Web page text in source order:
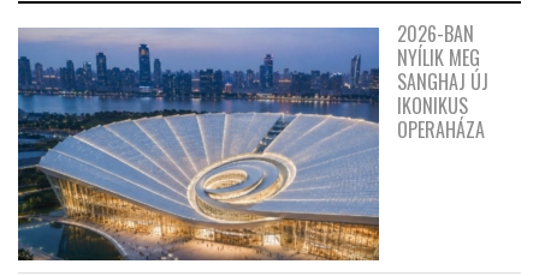
2026-BAN
NYÍLIK MEG
SANGHAJ ÚJ
IKONIKUS
OPERAHÁZA